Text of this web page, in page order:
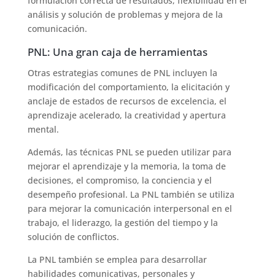
análisis y solución de problemas y mejora de la
comunicación.
PNL: Una gran caja de herramientas
Otras estrategias comunes de PNL incluyen la
modificación del comportamiento, la elicitación y
anclaje de estados de recursos de excelencia, el
aprendizaje acelerado, la creatividad y apertura
mental.
Además, las técnicas PNL se pueden utilizar para
mejorar el aprendizaje y la memoria, la toma de
decisiones, el compromiso, la conciencia y el
desempeño profesional. La PNL también se utiliza
para mejorar la comunicación interpersonal en el
trabajo, el liderazgo, la gestión del tiempo y la
solución de conflictos.
La PNL también se emplea para desarrollar
habilidades comunicativas, personales y